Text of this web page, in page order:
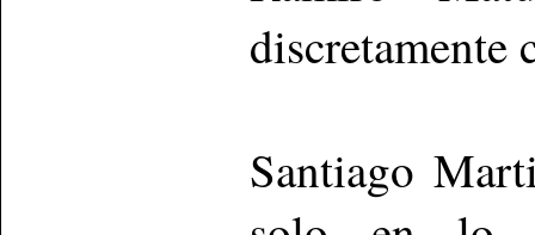
discretamente
Santiago